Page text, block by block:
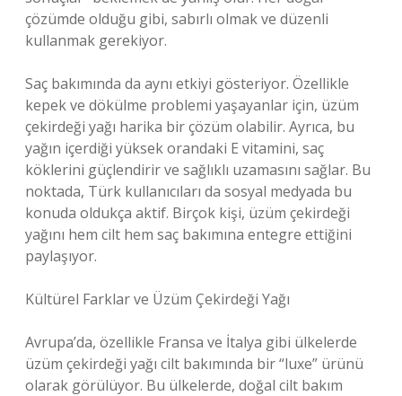
çözümde olduğu gibi, sabırlı olmak ve düzenli
kullanmak gerekiyor.
Saç bakımında da aynı etkiyi gösteriyor. Özellikle
kepek ve dökülme problemi yaşayanlar için, üzüm
çekirdeği yağı harika bir çözüm olabilir. Ayrıca, bu
yağın içerdiği yüksek orandaki E vitamini, saç
köklerini güçlendirir ve sağlıklı uzamasını sağlar. Bu
noktada, Türk kullanıcıları da sosyal medyada bu
konuda oldukça aktif. Birçok kişi, üzüm çekirdeği
yağını hem cilt hem saç bakımına entegre ettiğini
paylaşıyor.
Kültürel Farklar ve Üzüm Çekirdeği Yağı
Avrupa’da, özellikle Fransa ve İtalya gibi ülkelerde
üzüm çekirdeği yağı cilt bakımında bir “luxe” ürünü
olarak görülüyor. Bu ülkelerde, doğal cilt bakım